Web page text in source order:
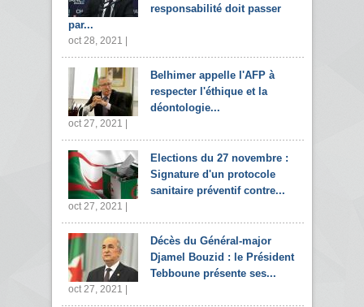
responsabilité doit passer
par...
oct 28, 2021 |
Belhimer appelle l'AFP à
respecter l'éthique et la
déontologie...
oct 27, 2021 |
Elections du 27 novembre :
Signature d'un protocole
sanitaire préventif contre...
oct 27, 2021 |
Décès du Général-major
Djamel Bouzid : le Président
Tebboune présente ses...
oct 27, 2021 |